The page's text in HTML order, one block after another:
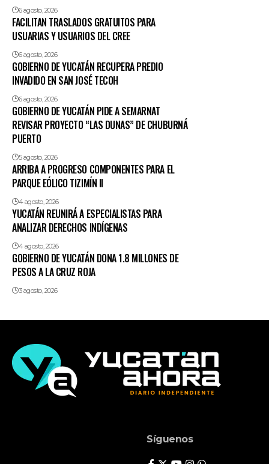
6 agosto, 2026
FACILITAN TRASLADOS GRATUITOS PARA
USUARIAS Y USUARIOS DEL CREE
6 agosto, 2026
GOBIERNO DE YUCATÁN RECUPERA PREDIO
INVADIDO EN SAN JOSÉ TECOH
6 agosto, 2026
GOBIERNO DE YUCATÁN PIDE A SEMARNAT
REVISAR PROYECTO “LAS DUNAS” DE CHUBURNÁ
PUERTO
5 agosto, 2026
ARRIBA A PROGRESO COMPONENTES PARA EL
PARQUE EÓLICO TIZIMÍN II
4 agosto, 2026
YUCATÁN REUNIRÁ A ESPECIALISTAS PARA
ANALIZAR DERECHOS INDÍGENAS
4 agosto, 2026
GOBIERNO DE YUCATÁN DONA 1.8 MILLONES DE
PESOS A LA CRUZ ROJA
3 agosto, 2026
Síguenos